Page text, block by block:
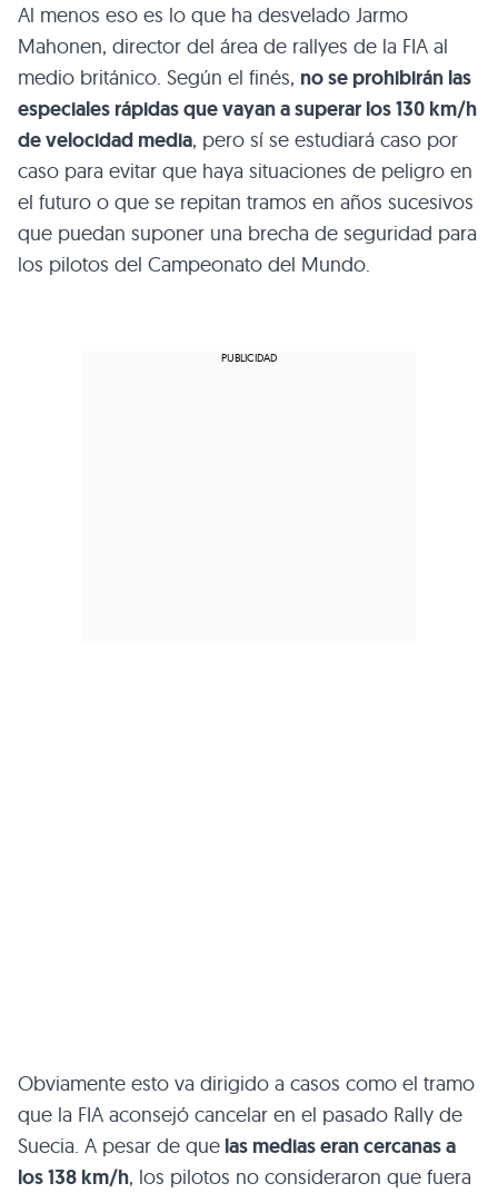
Al menos eso es lo que ha desvelado Jarmo
Mahonen, director del área de rallyes de la FIA al
medio británico. Según el finés, no se prohibirán las
especiales rápidas que vayan a superar los 130 km/h
de velocidad media, pero sí se estudiará caso por
caso para evitar que haya situaciones de peligro en
el futuro o que se repitan tramos en años sucesivos
que puedan suponer una brecha de seguridad para
los pilotos del Campeonato del Mundo.
Obviamente esto va dirigido a casos como el tramo
que la FIA aconsejó cancelar en el pasado Rally de
Suecia. A pesar de que las medias eran cercanas a
los 138 km/h, los pilotos no consideraron que fuera